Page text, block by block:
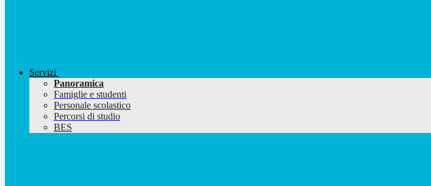
Servizi
Panoramica
Famiglie e studenti
Personale scolastico
Percorsi di studio
BES